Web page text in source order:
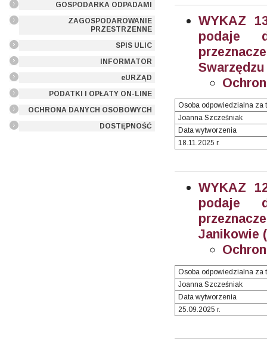
GOSPODARKA ODPADAMI
ZAGOSPODAROWANIE
PRZESTRZENNE
SPIS ULIC
INFORMATOR
eURZĄD
PODATKI I OPŁATY ON-LINE
OCHRONA DANYCH OSOBOWYCH
DOSTĘPNOŚĆ
WYKAZ
podaje
Osoba odpowiedzialna za
Joanna Szcześniak
Data wytworzenia
18.11.2025 r.
WYKAZ
podaje
Janikowie
Osoba odpowiedzialna za
Joanna Szcześniak
Data wytworzenia
25.09.2025 r.